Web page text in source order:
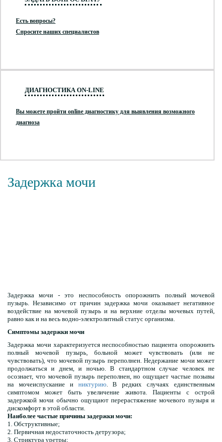
Есть вопросы?
Спросите наших специалистов
ДИАГНОСТИКА ON-LINE
Вы можете пройти online диагностику для выявления возможного
диагноза
Задержка мочи
Задержка мочи - это неспособность опорожнить полный мочевой
пузырь. Независимо от причин задержка мочи оказывает негативное
воздействие на мочевой пузырь и на верхние отделы мочевых путей,
равно как и на весь водно-электролитный статус организма.
Симптомы задержки мочи
Задержка мочи характеризуется неспособностью пациента опорожнить
полный мочевой пузырь, больной может чувствовать (или не
чувствовать), что мочевой пузырь переполнен. Недержание мочи может
продолжаться и днем, и ночью. В стандартном случае человек не
осознает, что мочевой пузырь переполнен, но ощущает частые позывы
на мочеиспускание и никтурию. В редких случаях единственным
симптомом может быть увеличение живота. Пациенты с острой
задержкой мочи обычно ощущают перерастяжение мочевого пузыря и
дискомфорт в этой области.
Наиболее частые причины задержки мочи:
1. Обструктивные;
2. Первичная недостаточность детрузора;
3. Стриктура уретры;